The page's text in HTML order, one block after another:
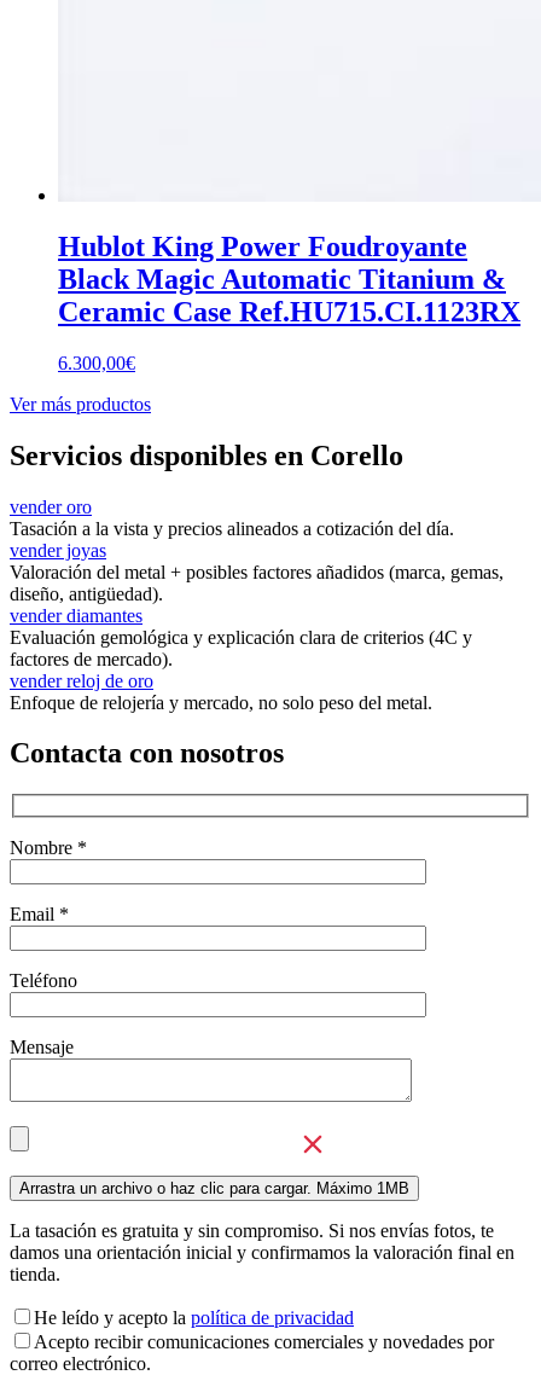
Hublot King Power Foudroyante
Black Magic Automatic Titanium &
Ceramic Case Ref.HU715.CI.1123RX
6.300,00€
Ver más productos
Servicios disponibles en Corello
vender oro
Tasación a la vista y precios alineados a cotización del día.
vender joyas
Valoración del metal + posibles factores añadidos (marca, gemas,
diseño, antigüedad).
vender diamantes
Evaluación gemológica y explicación clara de criterios (4C y
factores de mercado).
vender reloj de oro
Enfoque de relojería y mercado, no solo peso del metal.
Contacta con nosotros
Nombre *
Email *
Teléfono
Mensaje
La tasación es gratuita y sin compromiso. Si nos envías fotos, te
damos una orientación inicial y confirmamos la valoración final en
tienda.
He leído y acepto la política de privacidad
Acepto recibir comunicaciones comerciales y novedades por
correo electrónico.